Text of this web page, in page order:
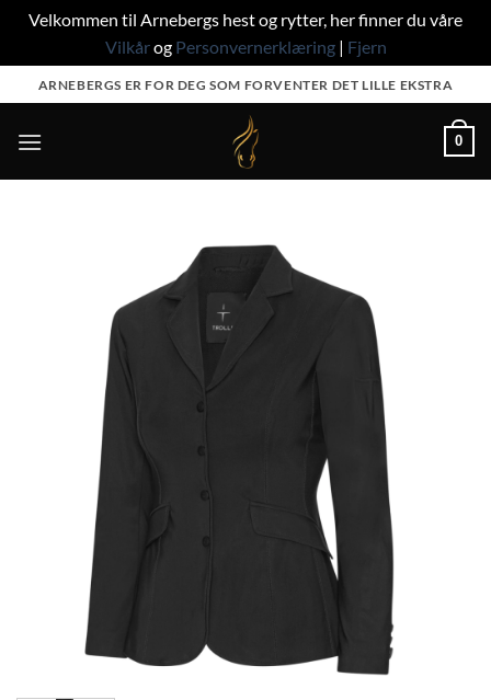
Velkommen til Arnebergs hest og rytter, her finner du våre
Vilkårog Personvernerklæring| Fjern
to
content
ARNEBERGS ER FOR DEG SOM FORVENTER DET LILLE EKSTRA
0